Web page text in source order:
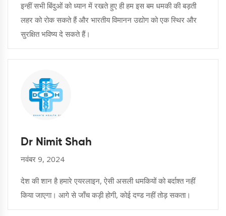
इन्हीं सभी बिंदुओं को ध्यान में रखते हुए ही हम इस बम धमकी की बड़ती
लहर को रोक सकते हैं और भारतीय विमानन उद्योग को एक स्थिर और
सुरक्षित भविष्य दे सकते हैं।
Dr Nimit Shah
नवंबर 9, 2024
देश की शान है हमारे एयरलाइन, ऐसी असली धमकियों को बर्दाश्त नहीं
किया जाएगा। आगे से जाँच कड़ी होगी, कोई दण्ड नहीं तोड़ सकता।